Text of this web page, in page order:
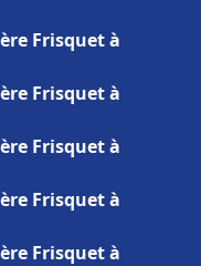
Frisquet à
Frisquet à
Frisquet à
Frisquet à
Frisquet à